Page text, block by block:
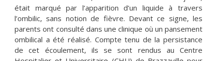
était marqué par l’apparition d’un liquide à travers
l’ombilic, sans notion de fièvre. Devant ce signe, les
parents ont consulté dans une clinique où un pansement
ombilical a été réalisé. Compte tenu de la persistance
de cet écoulement, ils se sont rendus au Centre